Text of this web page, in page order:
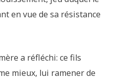
en vue de sa résistance
a réfléchi: ce fils
mieux, lui ramener de